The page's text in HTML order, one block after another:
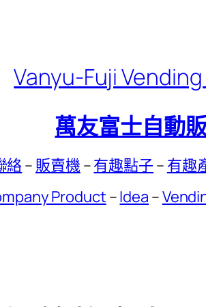
Vanyu-Fuji
萬友富士自動
絡– 販賣機–有趣點子 – 有趣
Product –Idea –